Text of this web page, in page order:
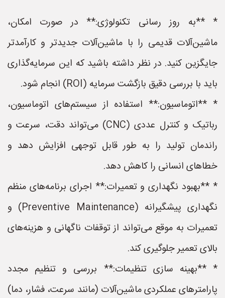
* **به روز رسانی تکنولوژی:** در صورت امکان،
ماشین‌آلات قدیمی را با ماشین‌آلات جدیدتر و کارآمدتر
جایگزین کنید. در نظر داشته باشید که این سرمایه‌گذاری
باید با بررسی دقیق بازگشت سرمایه (ROI) انجام شود.
* **اتوماسیون:** استفاده از سیستم‌های اتوماسیون،
رباتیک و کنترل عددی (CNC) می‌تواند دقت، سرعت و
راندمان تولید را به طور قابل توجهی افزایش دهد و
خطاهای انسانی را کاهش دهد.
* **بهبود نگهداری و تعمیرات:** اجرای برنامه‌های منظم
نگهداری پیشگیرانه (Preventive Maintenance) و
تعمیرات به موقع می‌تواند از توقفات ناگهانی و هزینه‌های
بالای تعمیر جلوگیری کند.
* **بهینه سازی تنظیمات:** بررسی و تنظیم مجدد
پارامترهای عملکردی ماشین‌آلات (مانند سرعت، فشار، دما)